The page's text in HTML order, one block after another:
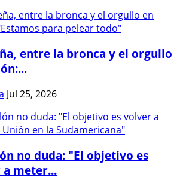
entre la bronca y el orgullo
Jul 25, 2026
no duda: "El objetivo es
meter...